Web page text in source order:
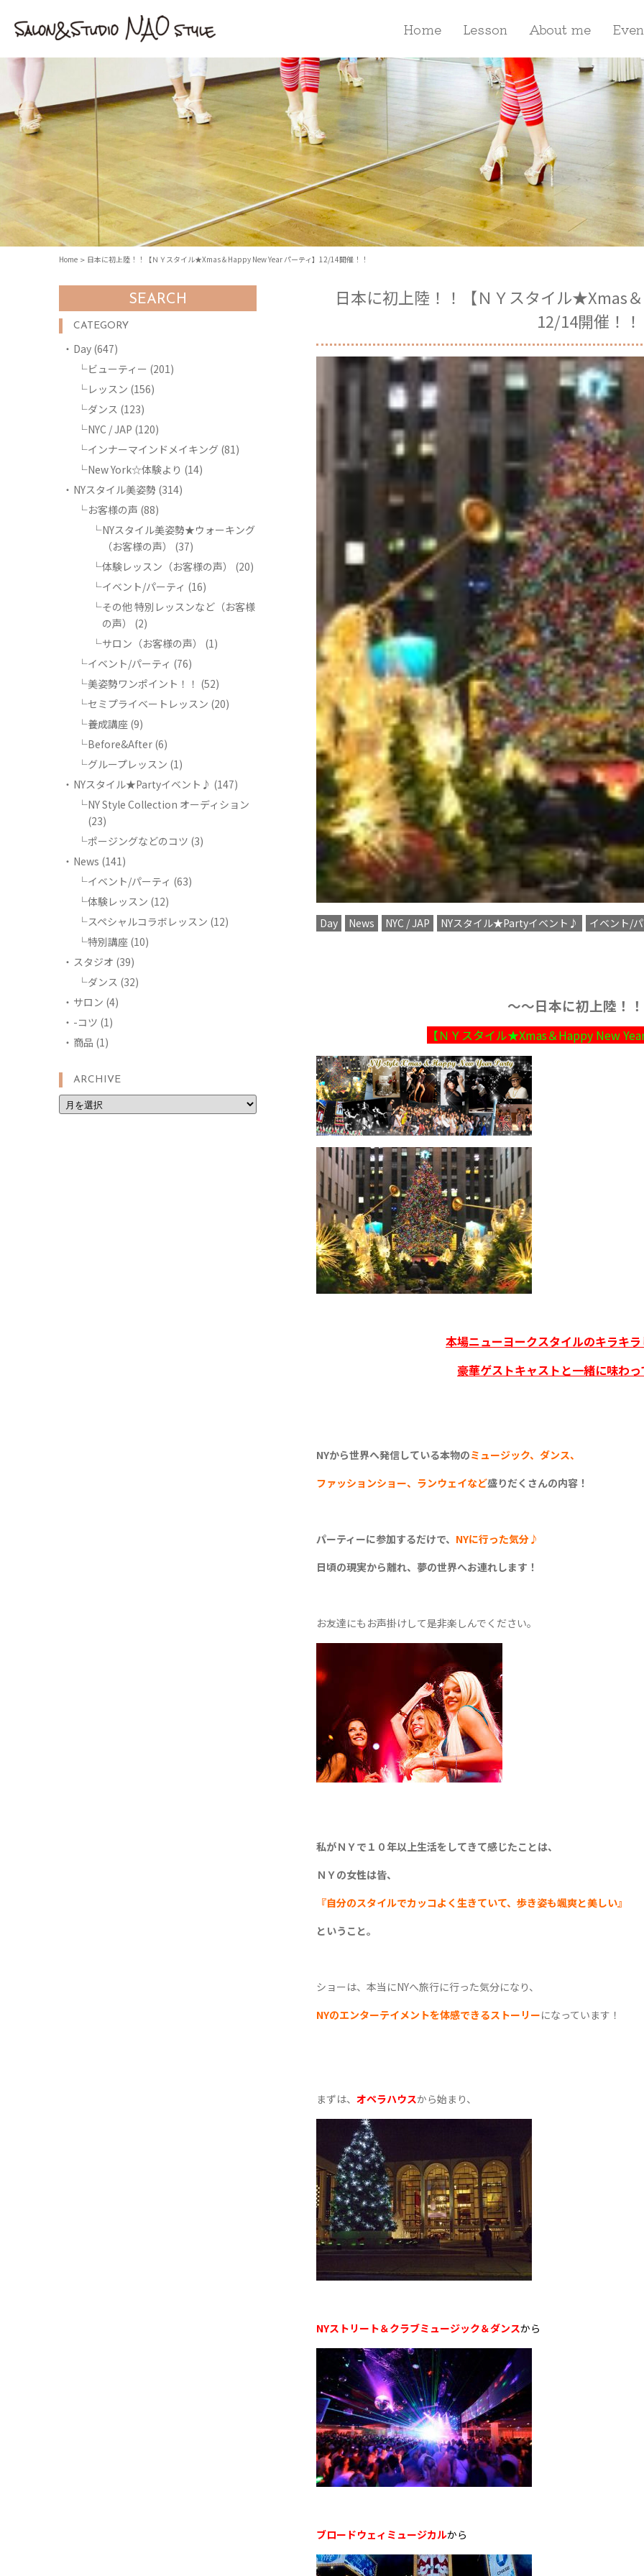
Home Lesson About me
Home 日本に初上陸！！【ＮＹスタイル★Xmas＆Happy New Year パーティ】12/14開催！！
SEARCH
CATEGORY
Day (647)
ビューティー (201)
レッスン (156)
ダンス (123)
NYC / JAP (120)
インナーマインドメイキング (81)
New York☆体験より (14)
NYスタイル美姿勢 (314)
お客様の声 (88)
NYスタイル美姿勢★ウォーキング
（お客様の声）
(37)
体験レッスン（お客様の声）
(20)
イベント/パーティ (16)
その他 特別レッスンなど（お客様
の声）
(2)
サロン（お客様の声）
(1)
イベント/パーティ (76)
美姿勢ワンポイント！！ (52)
セミプライベートレッスン (20)
養成講座 (9)
Before&After (6)
グループレッスン (1)
NYスタイル★Partyイベント♪ (147)
NY Style Collection オーディション
(23)
ポージングなどのコツ (3)
News (141)
イベント/パーティ (63)
体験レッスン (12)
スペシャルコラボレッスン (12)
特別講座 (10)
スタジオ (39)
ダンス (32)
サロン (4)
-コツ (1)
商品 (1)
ARCHIVE
日本に初上陸！！【ＮＹスタイル★Xmas＆
12/14開催！！
Day News NYC / JAP NYスタイル★Partyイベント♪ イベント/
～～日本に初上陸！
【ＮＹスタイル★Xmas＆Happy New
本場ニューヨークスタイルのキラキ
豪華ゲストキャストと一緒に味わっ
NYから世界へ発信している本物のミュージック、ダンス、
ファッションショー、ランウェイなど盛りだくさんの内容！
パーティーに参加するだけで、 NYに行った気分♪
日頃の現実から離れ、夢の世界へお連れします！
お友達にもお声掛けして是非楽しんでください。
私がＮＹで１０年以上生活をしてきて感じたことは、
ＮＹの女性は皆、
『自分のスタイルでカッコよく生きていて、歩き姿も颯爽と美しい』
ということ。
ショーは、本当にNYへ旅行に行った気分になり、
NYのエンターテイメントを体感できるストーリーになっています！
まずは、 オペラハウスから始まり、
NYストリート＆クラブミュージック＆ダンスから
ブロードウェィミュージカルから